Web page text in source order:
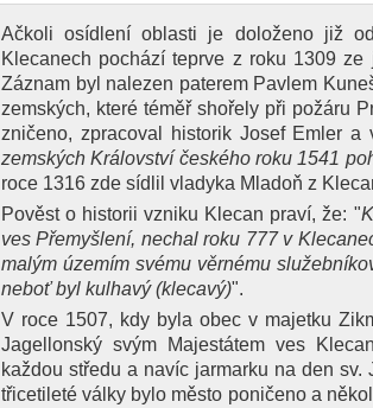
Ačkoli osídlení oblasti je doloženo již
Klecanech pochází teprve z roku 1309
Záznam byl nalezen paterem Pavlem
zemských, které téměř shořely při požáru
zničeno, zpracoval historik Josef Emler
zemských Království českého roku 1541
roce 1316 zde sídlil vladyka Mladoň z
Pověst o historii vzniku Klecan praví, že: "
ves Přemyšlení, nechal roku 777 v
malým územím svému věrnému
neboť byl kulhavý (klecavý)".
V roce 1507, kdy byla obec v majetku
Jagellonský svým Majestátem ves
každou středu a navíc jarmarku na den
třicetileté války bylo město poničeno a